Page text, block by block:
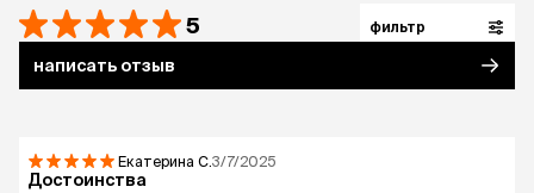
5 фильтр
написать отзыв
Екатерина С. 3/7/2025
Достоинства